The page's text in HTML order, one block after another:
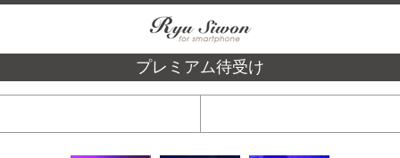
プレミアム待受け